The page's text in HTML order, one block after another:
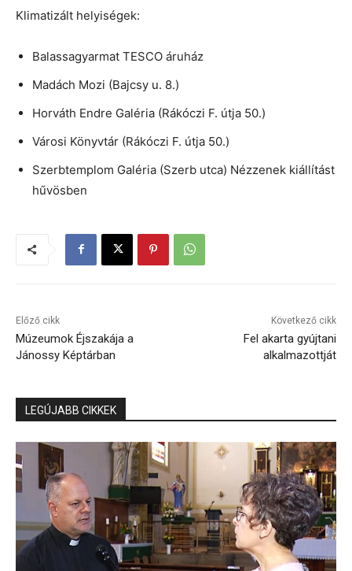
Klimatizált helyiségek:
Balassagyarmat TESCO áruház
Madách Mozi (Bajcsy u. 8.)
Horváth Endre Galéria (Rákóczi F. útja 50.)
Városi Könyvtár (Rákóczi F. útja 50.)
Szerbtemplom Galéria (Szerb utca) Nézzenek kiállítást
hűvösben
Előző cikk
Múzeumok Éjszakája a
Jánossy Képtárban
Következő cikk
Fel akarta gyújtani
alkalmazottját
LEGÚJABB CIKKEK